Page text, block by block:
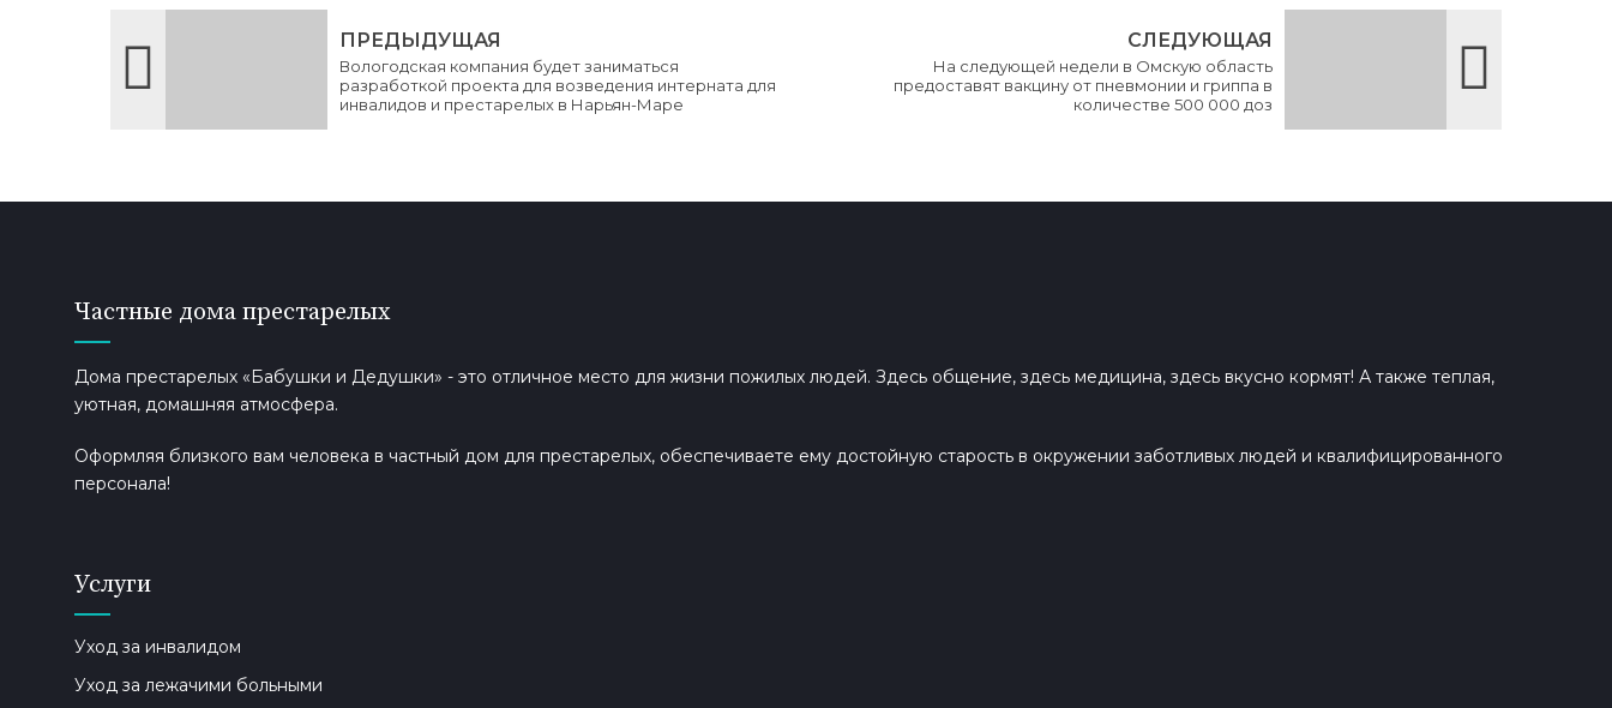
ПРЕДЫДУЩАЯ
Вологодская компания будет заниматься
разработкой проекта для возведения интерната для
инвалидов и престарелых в Нарьян-Маре
СЛЕДУЮЩАЯ
На следующей недели в Омскую область
предоставят вакцину от пневмонии и гриппа в
количестве 500 000 доз
Частные дома престарелых
Дома престарелых «Бабушки и Дедушки» - это отличное место для жизни пожилых людей. Здесь общение, здесь медицина, здесь вкусно кормят! А также теплая,
уютная, домашняя атмосфера.
Оформляя близкого вам человека в частный дом для престарелых, обеспечиваете ему достойную старость в окружении заботливых людей и квалифицированного
персонала!
Услуги
Уход за инвалидом
Уход за лежачими больными